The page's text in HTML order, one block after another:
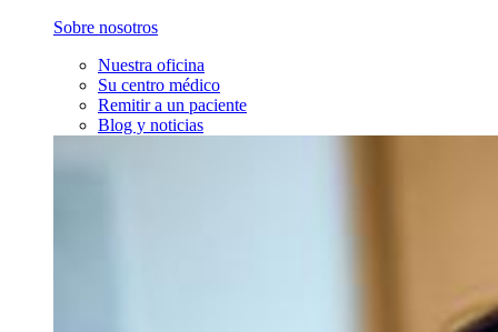
Sobre nosotros
Nuestra oficina
Su centro médico
Remitir a un paciente
Blog y noticias